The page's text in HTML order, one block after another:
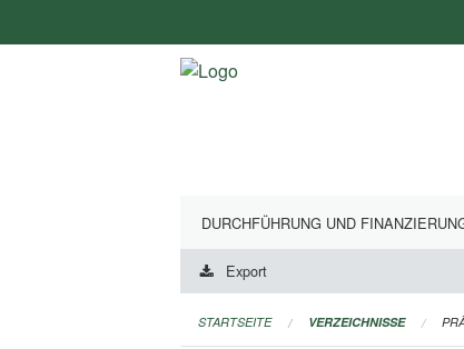
überspringen
DURCHFÜHRUNG UND
Export
STARTSEITE VERZEICHNISSE